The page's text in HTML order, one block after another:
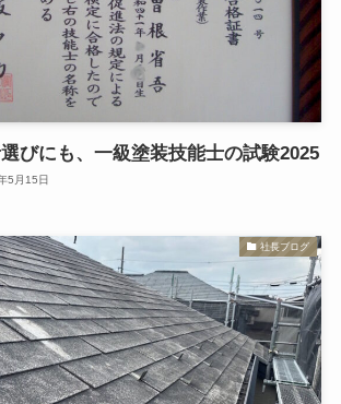
びにも、一級塗装技能士の試験2025
5月15日
社長ブログ